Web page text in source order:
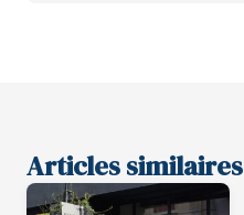
Articles similaires